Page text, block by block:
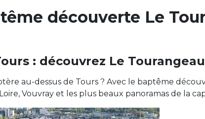
découverte Le
: découvrez Le
au-dessus de Tours ? Avec le baptême
Vouvray et les plus beaux panoramas de la